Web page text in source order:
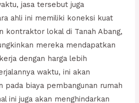
jasa tersebut juga
ahli ini memiliki koneksi kuat
kontraktor lokal di Tanah Abang,
mereka mendapatkan
dengan harga lebih
waktu, ini akan
pada biaya pembangunan rumah
ini juga akan menghindarkan